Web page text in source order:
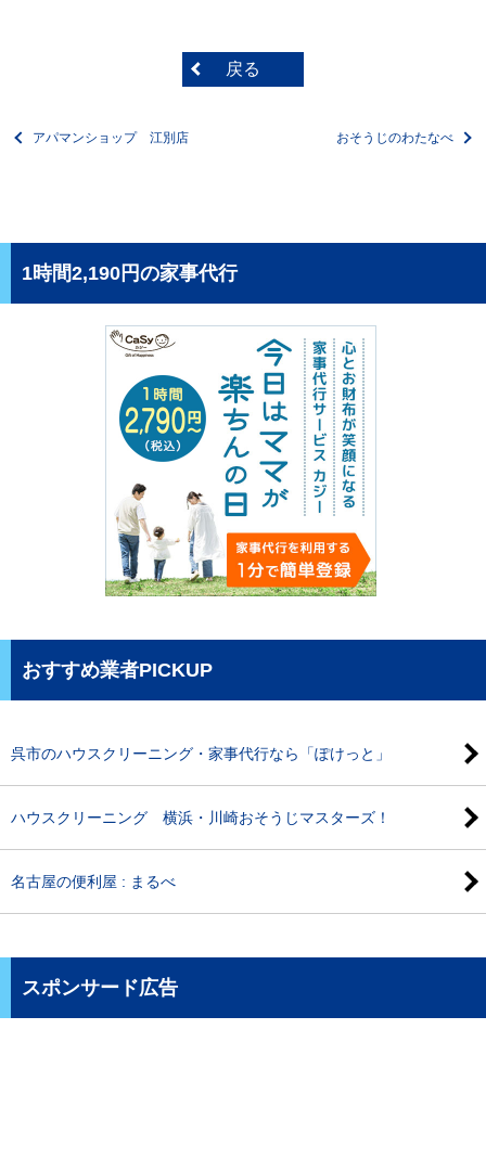
戻る
アパマンショップ 江別店 おそうじのわたなべ
1時間2,190円の家事代行
おすすめ業者PICKUP
呉市のハウスクリーニング・家事代行なら「ぽけっと」
ハウスクリーニング 横浜・川崎おそうじマスターズ！
名古屋の便利屋 : まるべ
スポンサード広告